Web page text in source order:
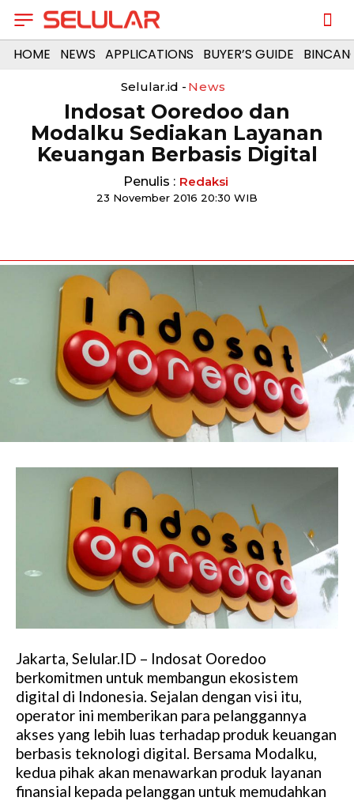
HOME NEWS APPLICATIONS BUYER’S GUIDE
Selular.id - News
Indosat Ooredoo dan
Modalku Sediakan Layanan
Keuangan Berbasis Digital
Penulis : Redaksi
23 November 2016 20:30 WIB
Jakarta, Selular.ID – Indosat Ooredoo
berkomitmen untuk membangun ekosistem
digital di Indonesia. Sejalan dengan visi itu,
operator ini memberikan para pelanggannya
akses yang lebih luas terhadap produk keuangan
berbasis teknologi digital. Bersama Modalku,
kedua pihak akan menawarkan produk layanan
finansial kepada pelanggan untuk memudahkan